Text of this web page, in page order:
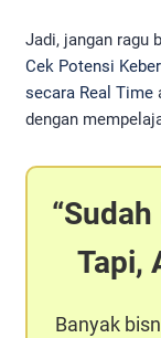
Jadi, jangan ragu
Cek Potensi
secara Real Time
dengan
Sudah
Tapi,
Banyak